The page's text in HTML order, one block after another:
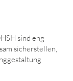
sind eng
sicherstellen,